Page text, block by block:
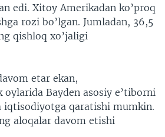
edi. Xitoy Amerikadan ko’proq
rozi bo’lgan. Jumladan, 36,5
qishloq xo’jaligi
etar ekan,
Bayden asosiy e’tiborni
iqtisodiyotga qaratishi mumkin.
aloqalar davom etishi